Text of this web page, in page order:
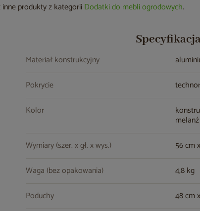
inne produkty z kategoriiDodatki do mebli ogrodowych.
Materiał konstrukcyjny
Pokrycie
Kolor
melanż
Wymiary (szer. x gł. x wys.)
56 cm
Waga (bez opakowania)
4,8 kg
Poduchy
48 cm